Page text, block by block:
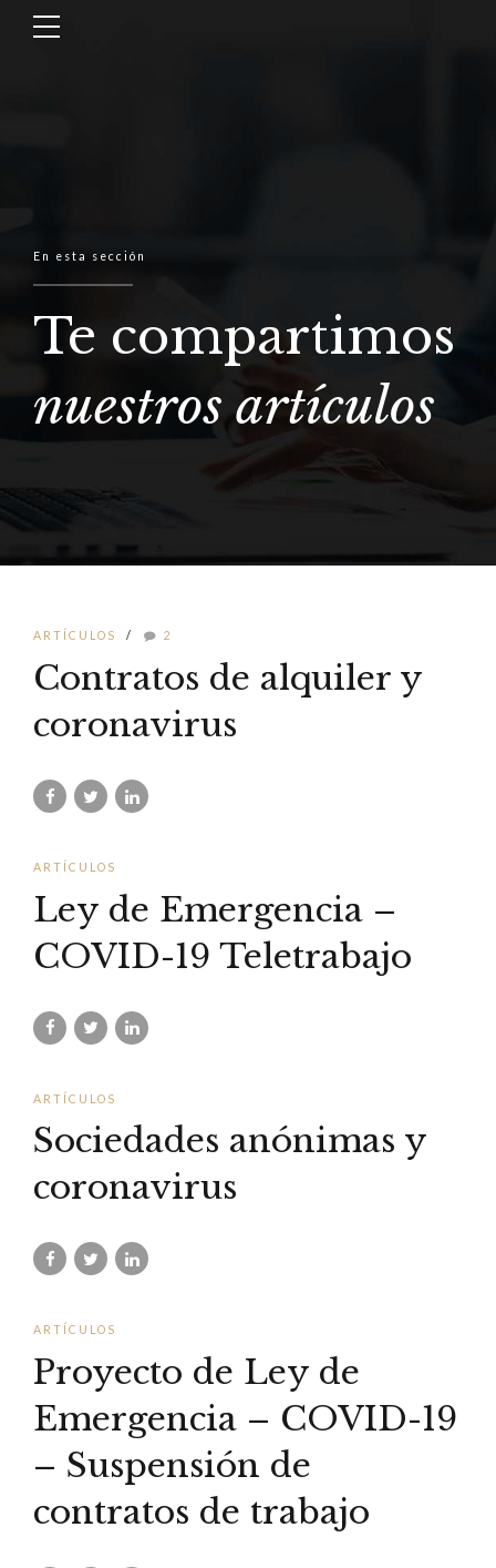
En esta sección
Te compartimos
nuestros artículos
ARTÍCULOS 2
Contratos de alquiler y
coronavirus
ARTÍCULOS
Ley de Emergencia –
COVID-19 Teletrabajo
ARTÍCULOS
Sociedades anónimas y
coronavirus
ARTÍCULOS
Proyecto de Ley de
Emergencia – COVID-19
– Suspensión de
contratos de trabajo